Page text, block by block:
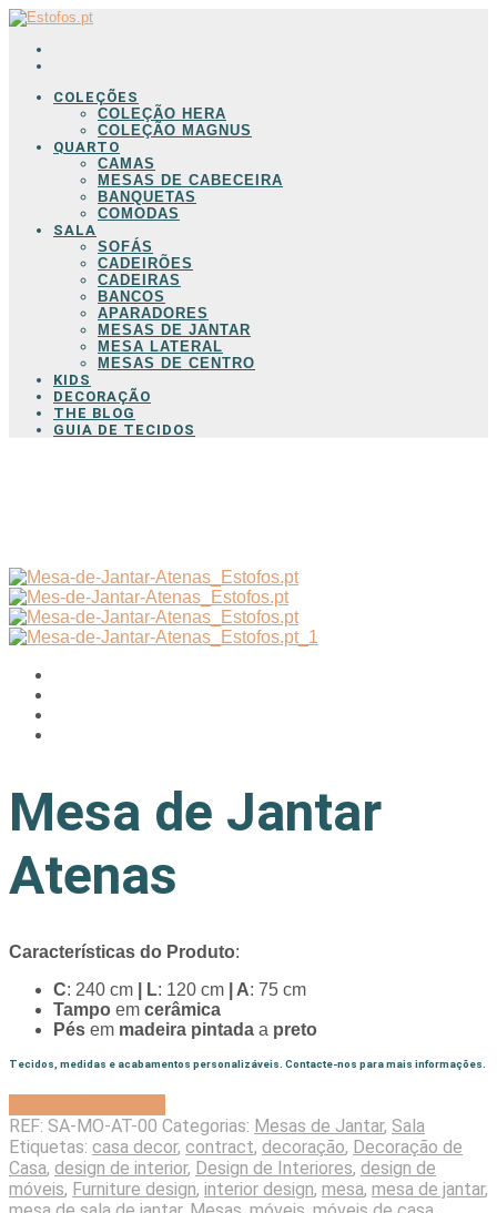
COLEÇÕES
COLEÇÃO HERA
COLEÇÃO MAGNUS
QUARTO
CAMAS
MESAS DE CABECEIRA
BANQUETAS
COMODAS
SALA
SOFÁS
CADEIRÕES
CADEIRAS
BANCOS
APARADORES
MESAS DE JANTAR
MESA LATERAL
MESAS DE CENTRO
KIDS
DECORAÇÃO
THE BLOG
GUIA DE TECIDOS
Mesa de Jantar
Atenas
Características do Produto:
C: 240 cm | L: 120 cm | A: 75 cm
Tampo em cerâmica
Pés em madeira pintada a preto
Tecidos, medidas e acabamentos personalizáveis. Contacte-nos para mais informações.
REF: SA-MO-AT-00 Categorias: Mesas de Jantar, Sala
Etiquetas: casa decor, contract, decoração, Decoração de
Casa, design de interior, Design de Interiores, design de
móveis, Furniture design, interior design, mesa, mesa de jantar,